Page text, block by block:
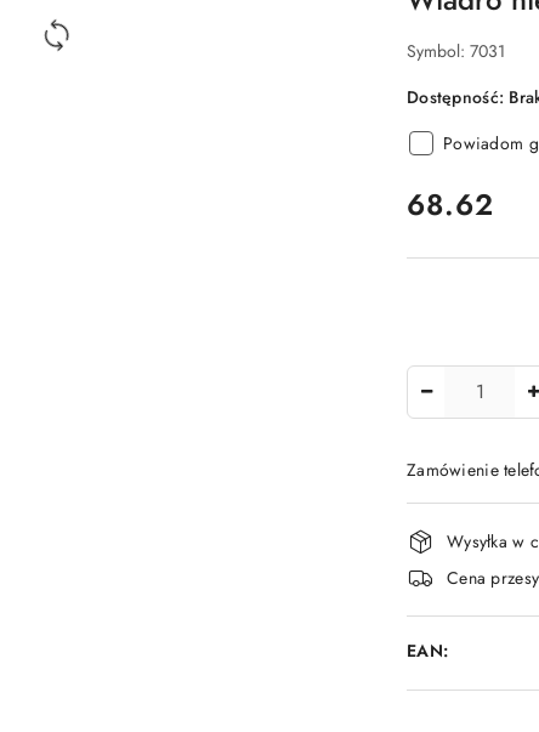
Symbol: 7031
Dostępność:
Powiadom
cena:
68.62
Zamówienie
i
dostawa
Wysyłka w
Cena
EAN: